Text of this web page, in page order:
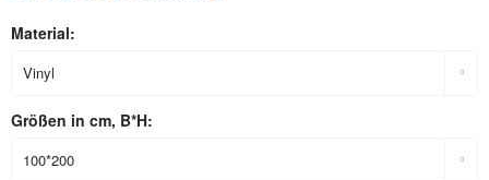
Material:
Größen in cm, B*H: